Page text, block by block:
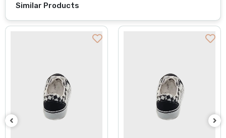
Similar Products